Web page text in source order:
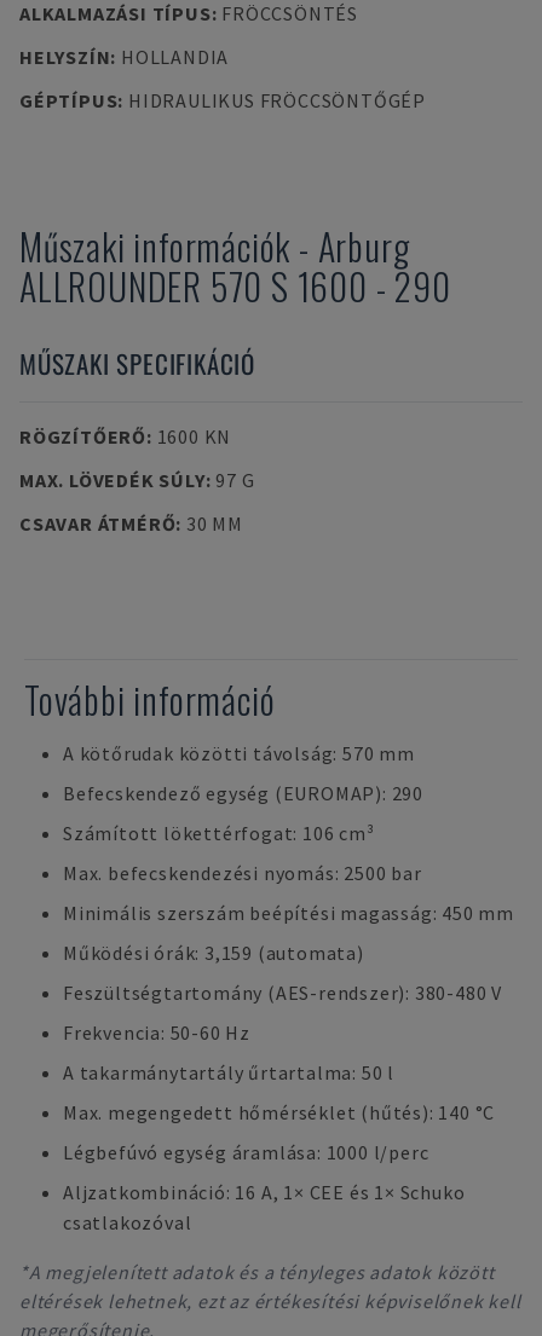
ALKALMAZÁSI TÍPUS: FRÖCCSÖNTÉS
HELYSZÍN: HOLLANDIA
GÉPTÍPUS: HIDRAULIKUS FRÖCCSÖNTŐGÉP
Műszaki információk - Arburg
ALLROUNDER 570 S 1600 - 290
MŰSZAKI SPECIFIKÁCIÓ
RÖGZÍTŐERŐ: 1600 KN
MAX. LÖVEDÉK SÚLY: 97 G
CSAVAR ÁTMÉRŐ: 30 MM
További információ
A kötőrudak közötti távolság: 570 mm
Befecskendező egység (EUROMAP): 290
Számított lökettérfogat: 106 cm³
Max. befecskendezési nyomás: 2500 bar
Minimális szerszám beépítési magasság: 450 mm
Működési órák: 3,159 (automata)
Feszültségtartomány (AES-rendszer): 380-480 V
Frekvencia: 50-60 Hz
A takarmánytartály űrtartalma: 50 l
Max. megengedett hőmérséklet (hűtés): 140 °C
Légbefúvó egység áramlása: 1000 l/perc
Aljzatkombináció: 16 A, 1× CEE és 1× Schuko
csatlakozóval
*A megjelenített adatok és a tényleges adatok között
eltérések lehetnek, ezt az értékesítési képviselőnek kell
megerősítenie.